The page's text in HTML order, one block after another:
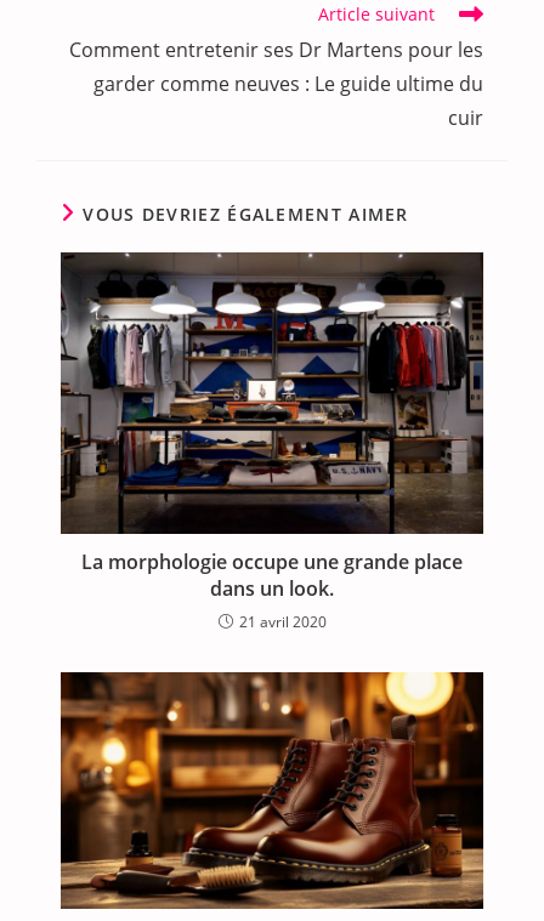
Article suivant
Comment entretenir ses Dr Martens pour les
garder comme neuves : Le guide ultime du
cuir
VOUS DEVRIEZ ÉGALEMENT AIMER
La morphologie occupe une grande place
dans un look.
21 avril 2020